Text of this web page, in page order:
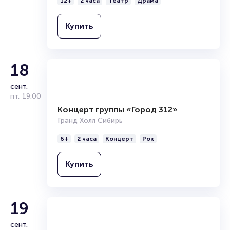
повышенным спросом и быстро распродаются! По
по телефону {phone}.
Полезные ссылки
Подробнее о том, как вернуть, сдать или продать билет
читайте в разделах:
Продать билет
Брокерам
Организаторам
Купить
18
сент.
пт, 19:00
Концерт группы «Город 312»
6+ 2 часа